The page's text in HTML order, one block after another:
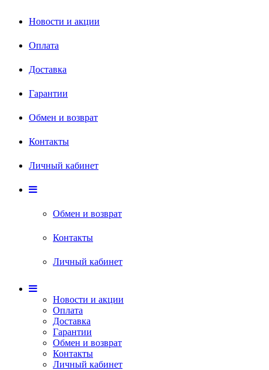
Новости и акции
Оплата
Доставка
Гарантии
Обмен и возврат
Контакты
Личный кабинет
Обмен и возврат
Контакты
Личный кабинет
Новости и акции
Оплата
Доставка
Гарантии
Обмен и возврат
Контакты
Личный кабинет